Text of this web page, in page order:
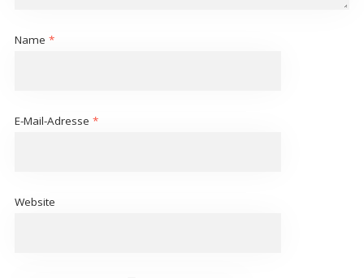
Name *
E-Mail-Adresse *
Website